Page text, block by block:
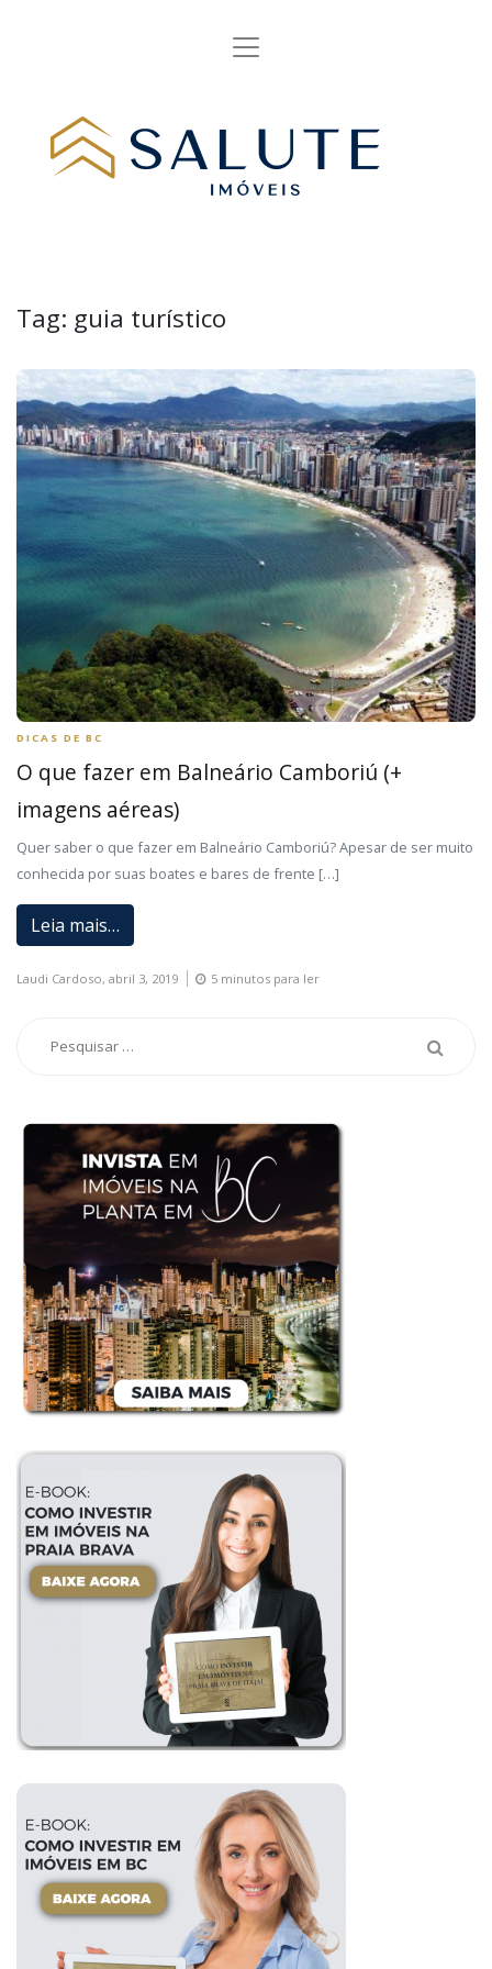
Tag: guia turístico
DICAS DE BC
O que fazer em Balneário Camboriú (+
imagens aéreas)
Quer saber o que fazer em Balneário Camboriú? Apesar de ser muito
conhecida por suas boates e bares de frente […]
Leia mais…
Laudi Cardoso, abril 3, 2019 5 minutos para ler